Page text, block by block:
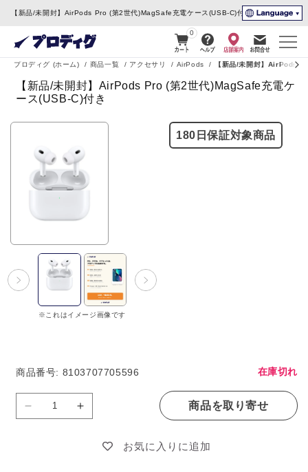
ンツに
0
【新品/未開封】AirPods Pro (第2世代)MagSafe充電ケース(USB-C)付き | 中古スマート
プロディグ (ホーム) 商品一覧 アクセサリ AirPods 【新品/未開封】AirPods
【新品/未開封】AirPods Pro (第2世代)MagSafe充電ケ
ース(USB-C)付き
※これはイメージ画像です
180日保証対象商品
商品番号: 8103707705596 在庫切れ
【新
【新
商品を取り寄せ
お気に入りに追加